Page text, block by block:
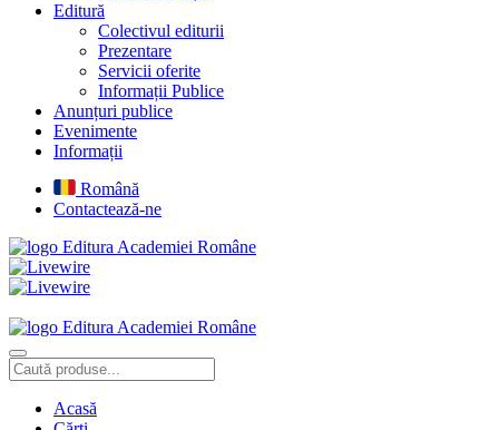
Editură
Colectivul editurii
Prezentare
Servicii oferite
Informații Publice
Anunțuri publice
Evenimente
Informații
Română
Contactează-ne
Editura Academiei Române
Editura Academiei Române
Acasă